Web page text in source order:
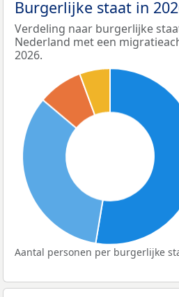
Burgerlijke staat in
Verdeling naar burgerlijke
Nederland met een
2026.
Aantal personen per burgerlijke